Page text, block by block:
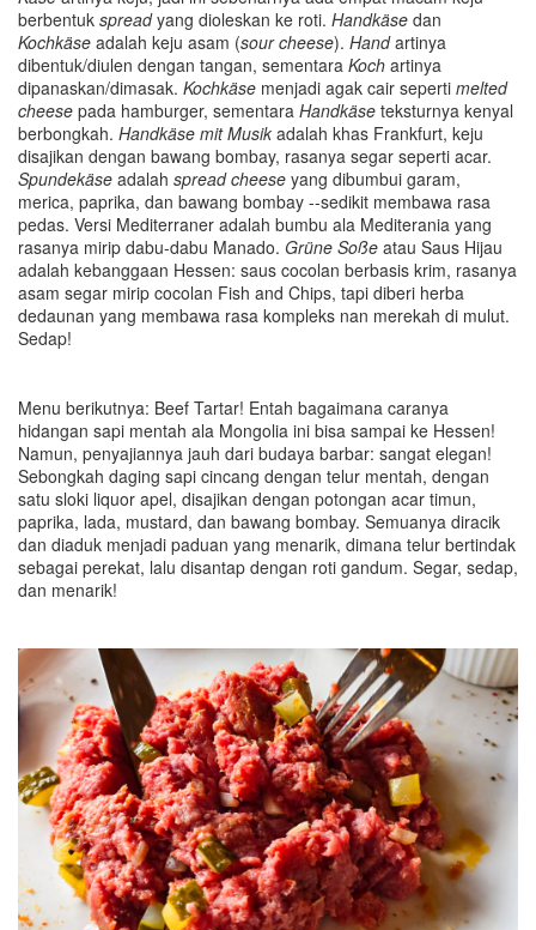
berbentuk spreadyang dioleskan ke roti. Handkäse dan
Kochkäse adalah keju asam (sour cheese). Handartinya
dibentuk/diulen dengan tangan, sementara Koch artinya
dipanaskan/dimasak. Kochkäse menjadi agak cair seperti melted
cheese pada hamburger, sementara Handkäse teksturnya kenyal
berbongkah. Handkäse mit Musik adalah khas Frankfurt, keju
disajikan dengan bawang bombay, rasanya segar seperti acar.
Spundekäse adalah spread cheese yang dibumbui garam,
merica, paprika, dan bawang bombay --sedikit membawa rasa
pedas. Versi Mediterraner adalah bumbu ala Mediterania yang
rasanya mirip dabu-dabu Manado. Grüne Soße atau Saus Hijau
adalah kebanggaan Hessen: saus cocolan berbasis krim, rasanya
asam segar mirip cocolan Fish and Chips, tapi diberi herba
dedaunan yang membawa rasa kompleks nan merekah di mulut.
Sedap!
Menu berikutnya: Beef Tartar! Entah bagaimana caranya
hidangan sapi mentah ala Mongolia ini bisa sampai ke Hessen!
Namun, penyajiannya jauh dari budaya barbar: sangat elegan!
Sebongkah daging sapi cincang dengan telur mentah, dengan
satu sloki liquor apel, disajikan dengan potongan acar timun,
paprika, lada, mustard, dan bawang bombay. Semuanya diracik
dan diaduk menjadi paduan yang menarik, dimana telur bertindak
sebagai perekat, lalu disantap dengan roti gandum. Segar, sedap,
dan menarik!